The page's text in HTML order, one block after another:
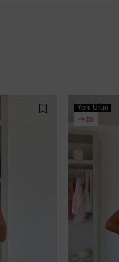
Yeni Ürün
%50